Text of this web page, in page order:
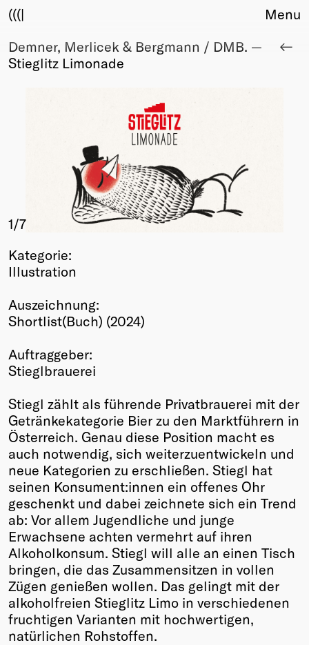
(((|
About
Club
Membership
Members
Young Creatives
Winners
2026
Past
Annual
Menu
Demner, Merlicek & Bergmann / DMB. —
Stieglitz Limonade
1/7
Kategorie:
Illustration
Auszeichnung:
Shortlist(Buch) (2024)
Auftraggeber:
Stieglbrauerei
Stiegl zählt als führende Privatbrauerei mit der
Getränkekategorie Bier zu den Marktführern in
Österreich. Genau diese Position macht es
auch notwendig, sich weiterzuentwickeln und
neue Kategorien zu erschließen. Stiegl hat
seinen Konsument:innen ein offenes Ohr
geschenkt und dabei zeichnete sich ein Trend
ab: Vor allem Jugendliche und junge
Erwachsene achten vermehrt auf ihren
Alkoholkonsum. Stiegl will alle an einen Tisch
bringen, die das Zusammensitzen in vollen
Zügen genießen wollen. Das gelingt mit der
alkoholfreien Stieglitz Limo in verschiedenen
fruchtigen Varianten mit hochwertigen,
natürlichen Rohstoffen.